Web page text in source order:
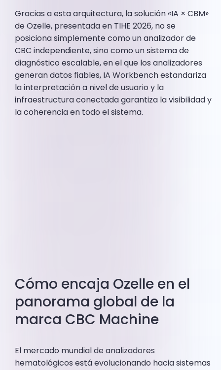
Gracias a esta arquitectura, la solución «IA × CBM»
de Ozelle, presentada en TIHE 2026, no se
posiciona simplemente como un analizador de
CBC independiente, sino como un sistema de
diagnóstico escalable, en el que los analizadores
generan datos fiables, IA Workbench estandariza
la interpretación a nivel de usuario y la
infraestructura conectada garantiza la visibilidad y
la coherencia en todo el sistema.
Cómo encaja Ozelle en el
panorama global de la
marca CBC Machine
El mercado mundial de analizadores
hematológicos está evolucionando hacia sistemas